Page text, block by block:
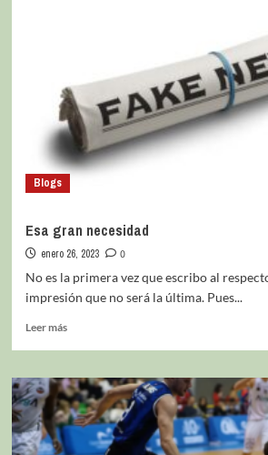
Blogs
Esa gran necesidad
enero 26, 2023
0
No es la primera vez que escribo al
impresión que no será la última. Pues...
Leer más